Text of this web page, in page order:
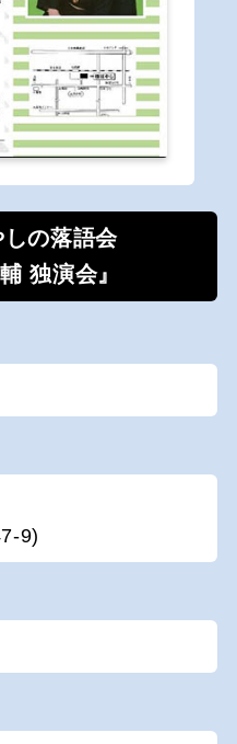
の落語会
独演会』
9)